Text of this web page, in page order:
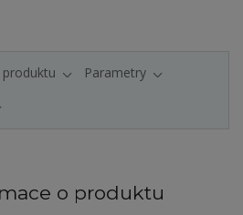
Parametry
o produktu